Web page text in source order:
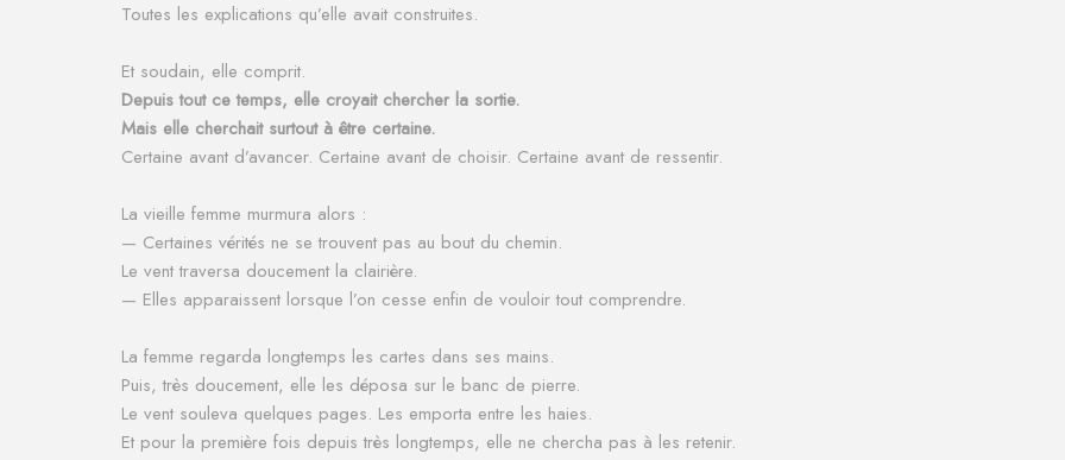
Toutes les explications qu’elle avait construites.
Et soudain, elle comprit.
Depuis tout ce temps, elle croyait chercher la sortie.
Mais elle cherchait surtout à être certaine.
Certaine avant d’avancer. Certaine avant de choisir. Certaine avant de ressentir.
La vieille femme murmura alors :
— Certaines vérités ne se trouvent pas au bout du chemin.
Le vent traversa doucement la clairière.
— Elles apparaissent lorsque l’on cesse enfin de vouloir tout comprendre.
La femme regarda longtemps les cartes dans ses mains.
Puis, très doucement, elle les déposa sur le banc de pierre.
Le vent souleva quelques pages. Les emporta entre les haies.
Et pour la première fois depuis très longtemps, elle ne chercha pas à les retenir.